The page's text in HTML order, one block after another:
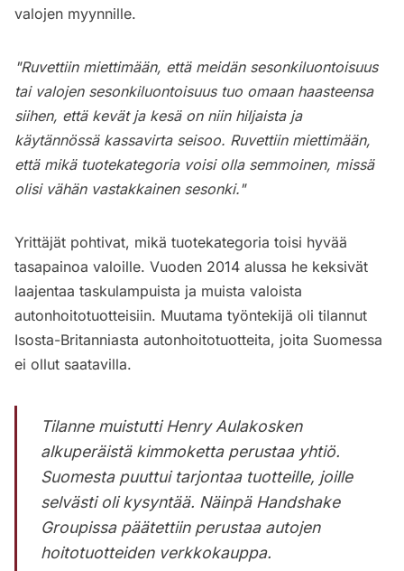
valojen myynnille.
"Ruvettiin miettimään, että meidän sesonkiluontoisuus
tai valojen sesonkiluontoisuus tuo omaan haasteensa
siihen, että kevät ja kesä on niin hiljaista ja
käytännössä kassavirta seisoo. Ruvettiin miettimään,
että mikä tuotekategoria voisi olla semmoinen, missä
olisi vähän vastakkainen sesonki."
Yrittäjät pohtivat, mikä tuotekategoria toisi hyvää
tasapainoa valoille. Vuoden 2014 alussa he keksivät
laajentaa taskulampuista ja muista valoista
autonhoitotuotteisiin. Muutama työntekijä oli tilannut
Isosta-Britanniasta autonhoitotuotteita, joita Suomessa
ei ollut saatavilla.
Tilanne muistutti Henry Aulakosken
alkuperäistä kimmoketta perustaa yhtiö.
Suomesta puuttui tarjontaa tuotteille, joille
selvästi oli kysyntää. Näinpä Handshake
Groupissa päätettiin perustaa autojen
hoitotuotteiden verkkokauppa.